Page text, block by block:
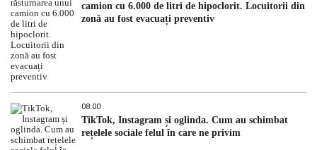
camion cu 6.000 de litri de hipoclorit. Locuitorii din
zonă au fost evacuați preventiv
08:00
TikTok, Instagram și oglinda. Cum au schimbat
rețelele sociale felul în care ne privim